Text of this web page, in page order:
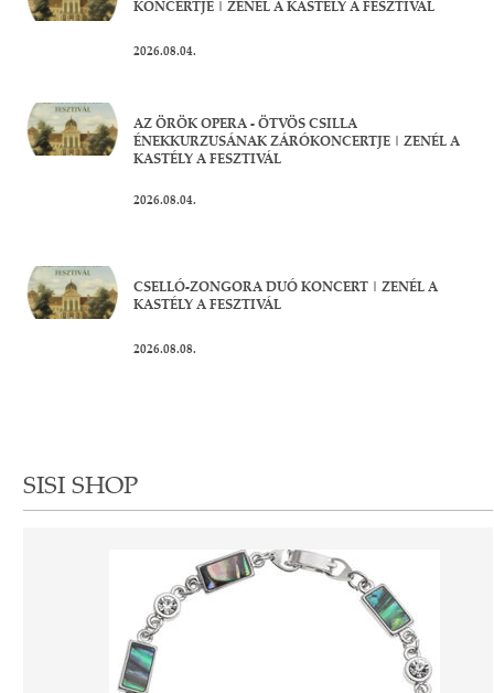
KONCERTJE | ZENÉL A KASTÉLY A FESZTIVÁL
2026.08.04.
AZ ÖRÖK OPERA - ÖTVÖS CSILLA
ÉNEKKURZUSÁNAK ZÁRÓKONCERTJE | ZENÉL A
KASTÉLY A FESZTIVÁL
2026.08.04.
CSELLÓ-ZONGORA DUÓ KONCERT | ZENÉL A
KASTÉLY A FESZTIVÁL
2026.08.08.
SISI SHOP